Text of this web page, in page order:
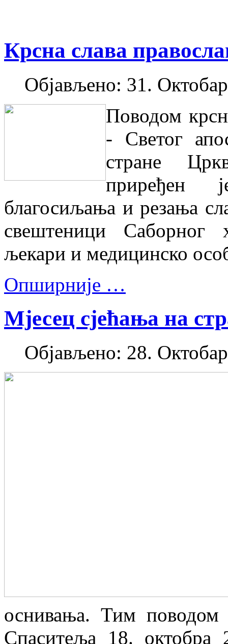
Крсна слава
Објављено: 31.
Поводом
- Светог
стране
приређен
благосиљања и резања
свештеници Саборног
љекари и медицинско
Опширније …
Мјесец сјећања на
Објављено: 28.
оснивања. Тим
Спаситеља 18. октобра